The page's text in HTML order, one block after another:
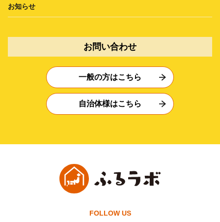
お知らせ
お問い合わせ
一般の方はこちら
自治体様はこちら
FOLLOW US